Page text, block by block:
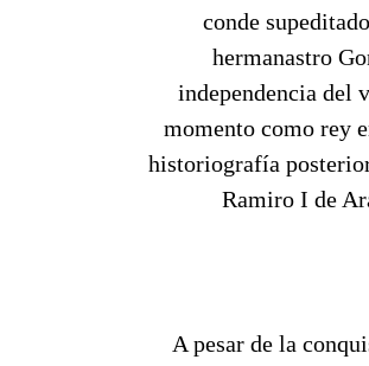
conde
hermanastro
independencia del
momento como rey
historiografía
Ramiro I de
A pesar de la